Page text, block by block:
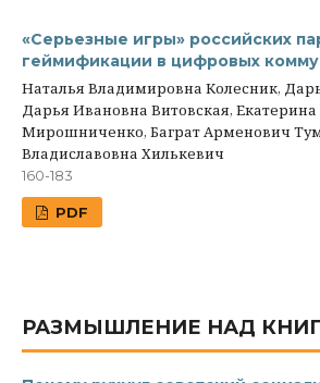
«Серьезные игры» российских
геймификации в цифровых
Наталья Владимировна Колесник,
Дарья Ивановна Витовская,
Мирошниченко, Баграт Арменович
Владиславовна Хилькевич
160-183
PDF
РАЗМЫШЛЕНИЕ НАД